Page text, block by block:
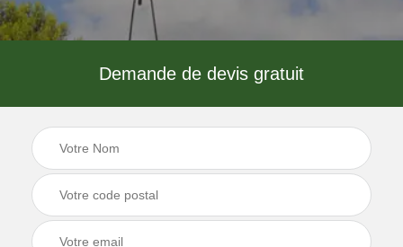
Demande de devis gratuit